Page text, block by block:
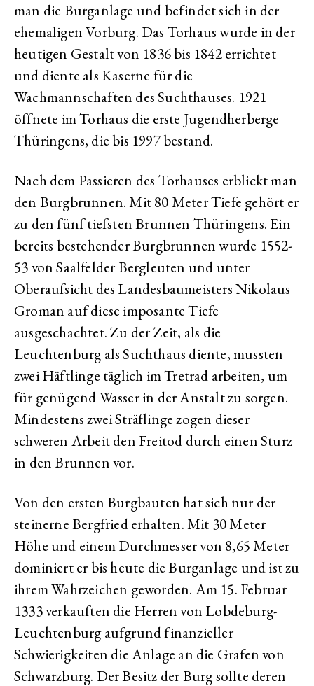
man die Burganlage und befindet sich in der
ehemaligen Vorburg. Das Torhaus wurde in der
heutigen Gestalt von 1836 bis 1842 errichtet
und diente als Kaserne für die
Wachmannschaften des Suchthauses. 1921
öffnete im Torhaus die erste Jugendherberge
Thüringens, die bis 1997 bestand.
Nach dem Passieren des Torhauses erblickt man
den Burgbrunnen. Mit 80 Meter Tiefe gehört er
zu den fünf tiefsten Brunnen Thüringens. Ein
bereits bestehender Burgbrunnen wurde 1552-
53 von Saalfelder Bergleuten und unter
Oberaufsicht des Landesbaumeisters Nikolaus
Groman auf diese imposante Tiefe
ausgeschachtet. Zu der Zeit, als die
Leuchtenburg als Suchthaus diente, mussten
zwei Häftlinge täglich im Tretrad arbeiten, um
für genügend Wasser in der Anstalt zu sorgen.
Mindestens zwei Sträflinge zogen dieser
schweren Arbeit den Freitod durch einen Sturz
in den Brunnen vor.
Von den ersten Burgbauten hat sich nur der
steinerne Bergfried erhalten. Mit 30 Meter
Höhe und einem Durchmesser von 8,65 Meter
dominiert er bis heute die Burganlage und ist zu
ihrem Wahrzeichen geworden. Am 15. Februar
1333 verkauften die Herren von Lobdeburg-
Leuchtenburg aufgrund finanzieller
Schwierigkeiten die Anlage an die Grafen von
Schwarzburg. Der Besitz der Burg sollte deren